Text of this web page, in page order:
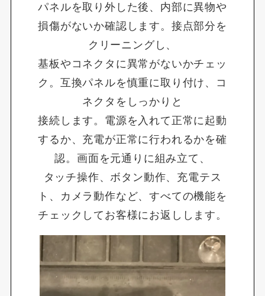
パネルを取り外した後、内部に異物や
損傷がないか確認します。接点部分を
クリーニングし、
基板やコネクタに異常がないかチェッ
ク。互換パネルを慎重に取り付け、コ
ネクタをしっかりと
接続します。電源を入れて正常に起動
するか、充電が正常に行われるかを確
認。画面を元通りに組み立て、
タッチ操作、ボタン動作、充電テス
ト、カメラ動作など、すべての機能を
チェックしてお客様にお返しします。